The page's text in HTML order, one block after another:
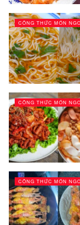
CÔNG THỨC MÓN
CÔNG THỨC MÓN
CÔNG THỨC MÓN